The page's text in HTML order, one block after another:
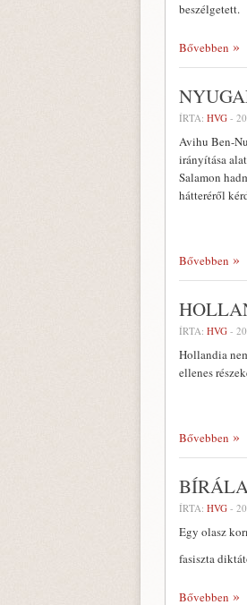
beszélgetett.
Bővebben
ÍRTA: HVG -
Avihu Ben-
irányítása
Salamon
hátteréről
Bővebben
ÍRTA: HVG -
Hollandia
ellenes
Bővebben
ÍRTA: HVG -
Egy olasz
fasiszta
Bővebben